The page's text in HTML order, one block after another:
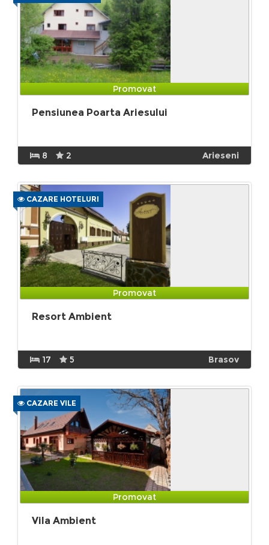
Promovat
Pensiunea Poarta Ariesului
8 2 Arieseni
CAZARE HOTELURI
Promovat
Resort Ambient
17 5 Brasov
CAZARE VILE
Promovat
Vila Ambient